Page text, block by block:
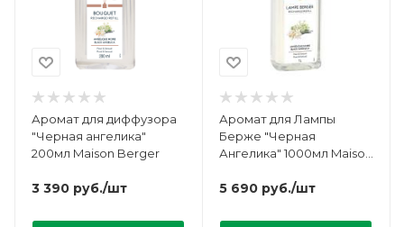
Аромат для диффузора
"Черная ангелика"
200мл Maison Berger
3 390 руб./шт
Аромат для Лампы
Берже "Черная
Ангелика" 1000мл Maison
5 690 руб./шт